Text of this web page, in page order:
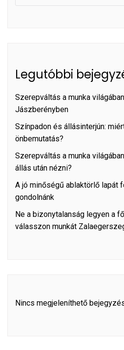
Legutóbbi
Szerepváltás a munka
Jászberényben
Színpadon és állásinterjún:
önbemutatás?
Szerepváltás a munka
állás után nézni?
A jó minőségű ablaktörlő lapát
gondolnánk
Ne a bizonytalanság legyen a
válasszon munkát
Nincs megjeleníthető